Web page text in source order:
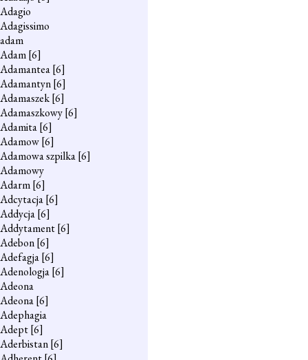
Adagio
Adagissimo
adam
Adam[6]
Adamantea[6]
Adamantyn[6]
Adamaszek[6]
Adamaszkowy[6]
Adamita[6]
Adamow[6]
Adamowa szpilka[6]
Adamowy
Adarm[6]
Adcytacja[6]
Addycja[6]
Addytament[6]
Adebon[6]
Adefagja[6]
Adenologja[6]
Adeona
Adeona[6]
Adephagia
Adept[6]
Aderbistan[6]